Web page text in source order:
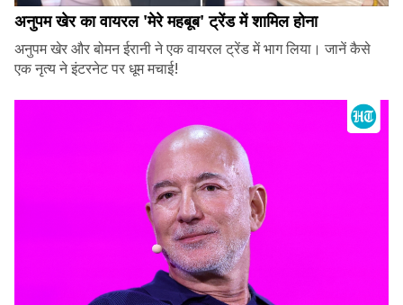
अनुपम खेर का वायरल 'मेरे महबूब' ट्रेंड में शामिल होना
अनुपम खेर और बोमन ईरानी ने एक वायरल ट्रेंड में भाग लिया। जानें कैसे
एक नृत्य ने इंटरनेट पर धूम मचाई!